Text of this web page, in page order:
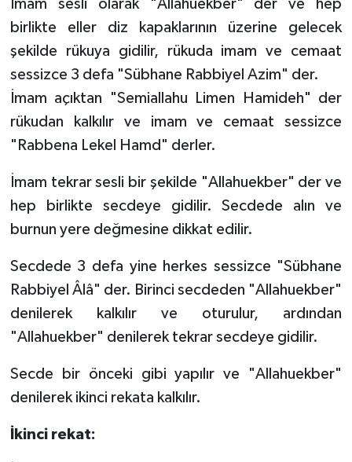
İmam sesli olarak "Allahuekber" der ve hep
birlikte eller diz kapaklarının üzerine gelecek
şekilde rükuya gidilir, rükuda imam ve cemaat
sessizce 3 defa "Sübhane Rabbiyel Azim" der.
İmam açıktan "Semiallahu Limen Hamideh" der
rükudan kalkılır ve imam ve cemaat sessizce
"Rabbena Lekel Hamd" derler.
İmam tekrar sesli bir şekilde "Allahuekber" der ve
hep birlikte secdeye gidilir. Secdede alın ve
burnun yere değmesine dikkat edilir.
Secdede 3 defa yine herkes sessizce "Sübhane
Rabbiyel Âlâ" der. Birinci secdeden "Allahuekber"
denilerek kalkılır ve oturulur, ardından
"Allahuekber" denilerek tekrar secdeye gidilir.
Secde bir önceki gibi yapılır ve "Allahuekber"
denilerek ikinci rekata kalkılır.
İkinci rekat:
Tokat Müftülüğü
Trabzon Müftülüğü
Uşak Müftülüğü
Van Müftülüğü
Yozgat Müftülüğü
Zonguldak Müftülüğü